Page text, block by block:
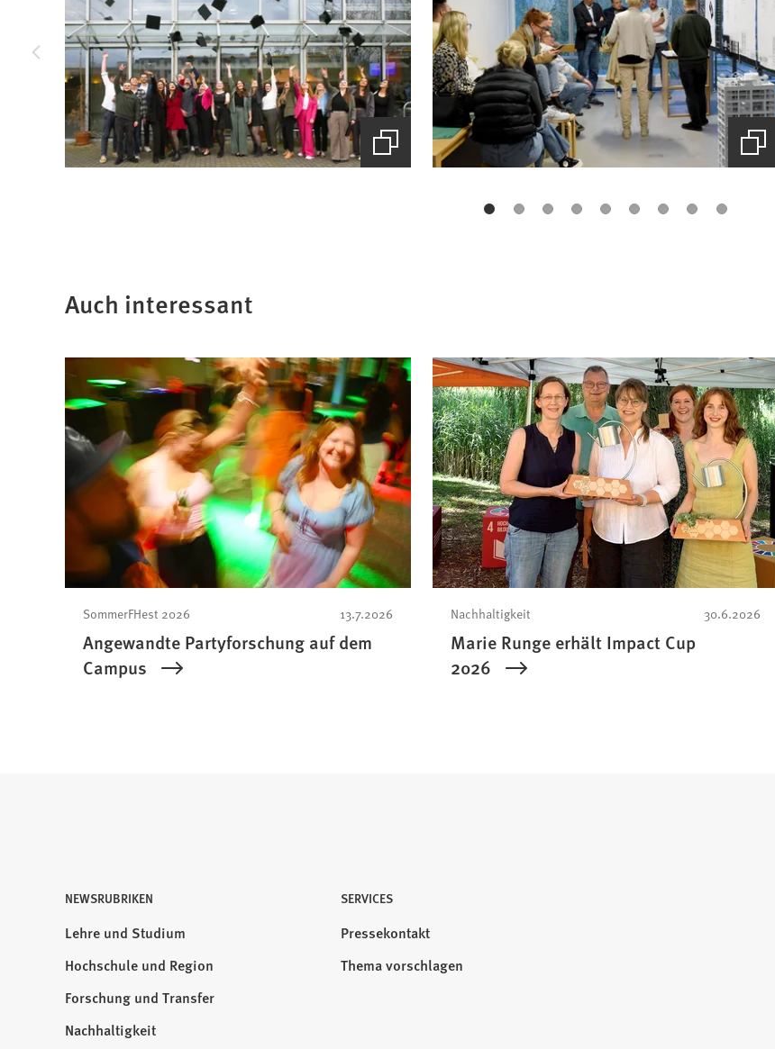
(Startet
den
(Startet
den
Auch interessant
13.7.2026
SommerFHest 2026
Angewandte Partyforschung auf dem
Campus
30.6.2026
Nachhaltigkeit
Marie Runge erhält Impact Cup
2026
NEWSRUBRIKEN
Lehre und Studium
Hochschule und Region
Forschung und Transfer
Nachhaltigkeit
SERVICES
Pressekontakt
Thema vorschlagen
Besuchen
Sie
auf: